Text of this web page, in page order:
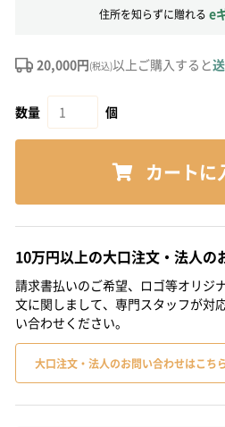
住所を知らずに贈れる e
20,000円(税込)以上ご購入すると
数量 個
カートに
10万円以上の大口注文・法人の
請求書払いのご希望、ロゴ等オリジ
文に関しまして、専門スタッフが対
い合わせください。
大口注文・法人のお問い合わせはこち